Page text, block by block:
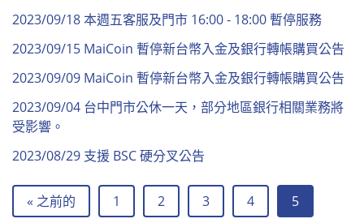
2023/09/18 本週五客服及門市 16:00 - 18:00 暫停服務
2023/09/15 MaiCoin 暫停新台幣入金及銀行轉帳購買公告
2023/09/09 MaiCoin 暫停新台幣入金及銀行轉帳購買公告
2023/09/04 台中門市公休一天，部分地區銀行相關業務將
受影響。
2023/08/29 支援 BSC 硬分叉公告
« 之前的 1 2 3 4 5